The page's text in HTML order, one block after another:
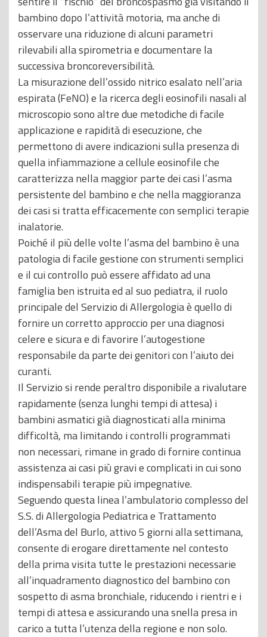
bambino dopo l’attività motoria, ma anche di
osservare una riduzione di alcuni parametri
rilevabili alla spirometria e documentare la
successiva broncoreversibilità.
La misurazione dell’ossido nitrico esalato nell’aria
espirata (FeNO) e la ricerca degli eosinofili nasali al
microscopio sono altre due metodiche di facile
applicazione e rapidità di esecuzione, che
permettono di avere indicazioni sulla presenza di
quella infiammazione a cellule eosinofile che
caratterizza nella maggior parte dei casi l’asma
persistente del bambino e che nella maggioranza
dei casi si tratta efficacemente con semplici terapie
inalatorie.
Poiché il più delle volte l’asma del bambino è una
patologia di facile gestione con strumenti semplici
e il cui controllo può essere affidato ad una
famiglia ben istruita ed al suo pediatra, il ruolo
principale del Servizio di Allergologia è quello di
fornire un corretto approccio per una diagnosi
celere e sicura e di favorire l’autogestione
responsabile da parte dei genitori con l’aiuto dei
curanti.
Il Servizio si rende peraltro disponibile a rivalutare
rapidamente (senza lunghi tempi di attesa) i
bambini asmatici già diagnosticati alla minima
difficoltà, ma limitando i controlli programmati
non necessari, rimane in grado di fornire continua
assistenza ai casi più gravi e complicati in cui sono
indispensabili terapie più impegnative.
Seguendo questa linea l’ambulatorio complesso del
S.S. di Allergologia Pediatrica e Trattamento
dell’Asma del Burlo, attivo 5 giorni alla settimana,
consente di erogare direttamente nel contesto
della prima visita tutte le prestazioni necessarie
all’inquadramento diagnostico del bambino con
sospetto di asma bronchiale, riducendo i rientri e i
tempi di attesa e assicurando una snella presa in
carico a tutta l’utenza della regione e non solo.